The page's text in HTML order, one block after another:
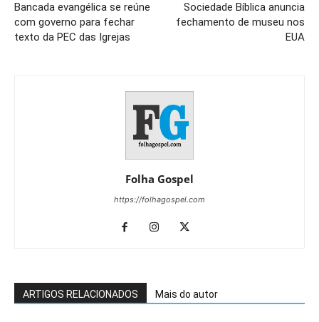
Bancada evangélica se reúne
com governo para fechar
texto da PEC das Igrejas
Sociedade Bíblica anuncia
fechamento de museu nos
EUA
Folha Gospel
https://folhagospel.com
ARTIGOS RELACIONADOS Mais do autor